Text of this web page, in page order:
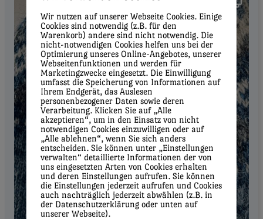
Wir nutzen auf unserer Webseite Cookies. Einige
Cookies sind notwendig (z.B. für den
Warenkorb) andere sind nicht notwendig. Die
nicht-notwendigen Cookies helfen uns bei der
Optimierung unseres Online-Angebotes, unserer
Webseitenfunktionen und werden für
Marketingzwecke eingesetzt. Die Einwilligung
umfasst die Speicherung von Informationen auf
Ihrem Endgerät, das Auslesen
personenbezogener Daten sowie deren
Verarbeitung. Klicken Sie auf „Alle
akzeptieren“, um in den Einsatz von nicht
notwendigen Cookies einzuwilligen oder auf
„Alle ablehnen“, wenn Sie sich anders
entscheiden. Sie können unter „Einstellungen
verwalten“ detaillierte Informationen der von
uns eingesetzten Arten von Cookies erhalten
und deren Einstellungen aufrufen. Sie können
die Einstellungen jederzeit aufrufen und Cookies
auch nachträglich jederzeit abwählen (z.B. in
der Datenschutzerklärung oder unten auf
unserer Webseite).